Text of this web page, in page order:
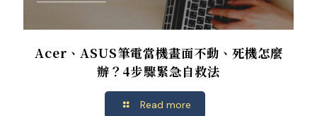
Acer、ASUS筆電當機畫面不動、死機怎麼
辦？4步驟緊急自救法
Read more